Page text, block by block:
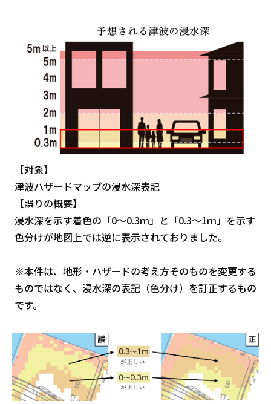
【対象】
津波ハザードマップの浸水深表記
【誤りの概要】
浸水深を示す着色の「0～0.3ｍ」と「0.3～1ｍ」を示す
色分けが地図上では逆に表示されておりました。
※本件は、地形・ハザードの考え方そのものを変更する
ものではなく、浸水深の表記（色分け）を訂正するもの
です。